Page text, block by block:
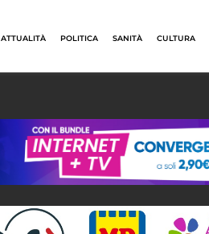
ATTUALITÀ POLITICA SANITÀ CULTURA